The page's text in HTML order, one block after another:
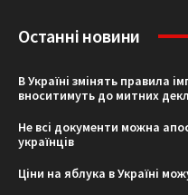
Останні новини
В Україні змінять правила
вноситимуть до митних
Не всі документи можна
українців
Ціни на яблука в Україні